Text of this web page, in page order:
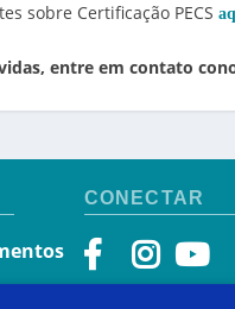
sobre Certificação PECS
entre em contato
CONECTAR